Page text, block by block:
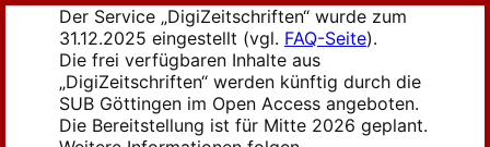
Der Service „DigiZeitschriften“ wurde zum
31.12.2025 eingestellt (vgl. FAQ-Seite).
Die frei verfügbaren Inhalte aus
„DigiZeitschriften“ werden künftig durch die
SUB Göttingen im Open Access angeboten.
Die Bereitstellung ist für Mitte 2026 geplant.